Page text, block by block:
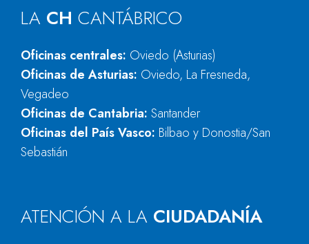
LA CH CANTÁBRICO
Oficinas centrales: Oviedo (Asturias)
Oficinas de Asturias: Oviedo, La Fresneda,
Vegadeo
Oficinas de Cantabria: Santander
Oficinas del País Vasco: Bilbao y Donostia/San
Sebastián
ATENCIÓN A LA CIUDADANÍA